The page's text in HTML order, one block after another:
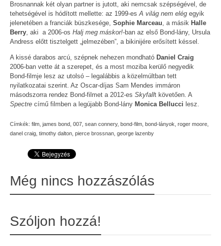
Brosnannak két olyan partner is jutott, aki nemcsak szépségével, de
tehetségével is hódított mellette: az 1999-es A világ nem elég egyik
jelenetében a franciák büszkesége, Sophie Marceau , a másik Halle
Berry , aki a 2006-os Halj meg máskor!-ban az első Bond-lány, Ursula
Andress előtt tisztelgett „jelmezében”, a bikinijére erősített késsel.
A kissé darabos arcú, szépnek nehezen mondható Daniel Craig
2006-ban vette át a szerepet, és a most moziba kerülő negyedik
Bond-filmje lesz az utolsó – legalábbis a közelmúltban tett
nyilatkozatai szerint. Az Oscar-díjas Sam Mendes immáron
másodszorra rendez Bond-filmet a 2012-es Skyfallt követően. A
Spectre című filmben a legújabb Bond-lány Monica Bellucci lesz.
Címkék: film james bond 007 sean connery, bond-film bond-lányok roger moore
danel craig timothy dalton pierce brossnan george lazenby
Még nincs hozzászólás
Szóljon hozzá!